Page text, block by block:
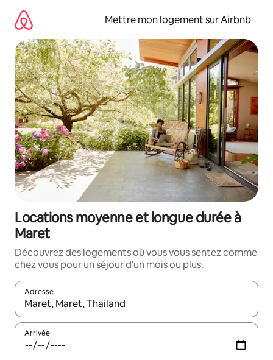
directement
contenu
Mettre mon logement sur Airbnb
Locations moyenne et longue durée à
Maret
Découvrez des logements où vous vous sentez comme
chez vous pour un séjour d'un mois ou plus.
Adresse
Lorsque les résultats s'affichent, utilisez les flèches vers le
Arrivée